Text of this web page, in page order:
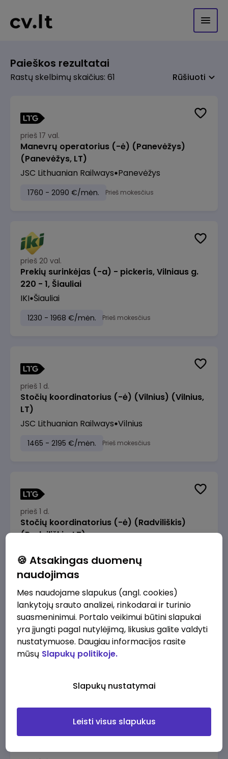
Paieškos rezultatai
Rastų skelbimų skaičius: 61 Rūšiuoti
prieš 17 val.
Manevrų operatorius (-ė) (Panevėžys)
(Panevėžys, LT)
JSC Lithuanian Railways Panevėžys
1760 - 2090 €/mėn. Prieš mokesčius
prieš 20 val.
Prekių surinkėjas (-a) - pickeris, Vilniaus g.
220 - 1, Šiauliai
IKI Šiauliai
1230 - 1968 €/mėn. Prieš mokesčius
prieš 1 d.
Stočių koordinatorius (-ė) (Vilnius) (Vilnius,
LT)
JSC Lithuanian Railways Vilnius
1465 - 2195 €/mėn. Prieš mokesčius
prieš 1 d.
Stočių koordinatorius (-ė) (Radviliškis)
(Radviliškis, LT)
1465 - 2195 €/mėn. Prieš mokesčius
prieš 1 d.
Stočių koordinatorius (-ė) (Kaunas)
(Kaunas, LT)
1465 - 2195 €/mėn. Prieš mokesčius
🍪 Atsakingas duomenų
naudojimas
Mes naudojame slapukus (angl. cookies)
lankytojų srauto analizei, rinkodarai ir turinio
suasmeninimui. Portalo veikimui būtini slapukai
yra įjungti pagal nutylėjimą, likusius galite valdyti
nustatymuose. Daugiau informacijos rasite
mūsų Slapukų politikoje.
Slapukų nustatymai
Leisti visus slapukus